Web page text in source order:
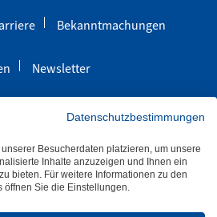
Bekanntmachungen
Newsletter
Cookies
Gebärdensprache
Datenschutzbestimmungen
Besucherdaten platzieren, um unsere
Inhalte anzuzeigen und Ihnen ein
bieten. Für weitere Informationen zu den
öffnen Sie die Einstellungen.